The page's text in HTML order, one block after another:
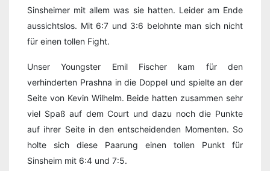
Sinsheimer mit allem was sie hatten. Leider am Ende
aussichtslos. Mit 6:7 und 3:6 belohnte man sich nicht
für einen tollen Fight.
Unser Youngster Emil Fischer kam für den
verhinderten Prashna in die Doppel und spielte an der
Seite von Kevin Wilhelm. Beide hatten zusammen sehr
viel Spaß auf dem Court und dazu noch die Punkte
auf ihrer Seite in den entscheidenden Momenten. So
holte sich diese Paarung einen tollen Punkt für
Sinsheim mit 6:4 und 7:5.